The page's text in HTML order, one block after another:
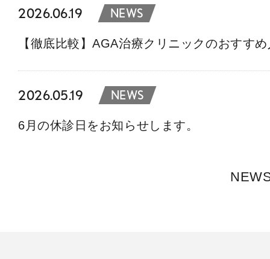
2026.06.19 NEWS
【徹底比較】AGA治療クリニックのおすす
2026.05.19 NEWS
6月の休診日をお知らせします。